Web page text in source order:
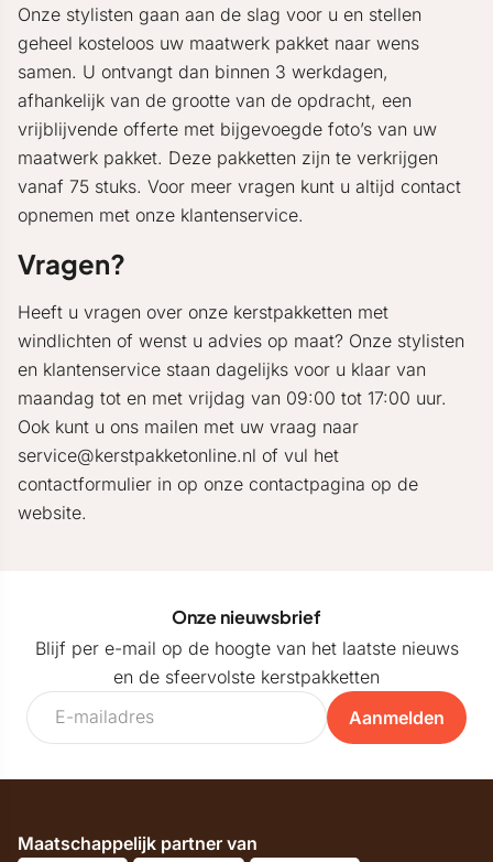
Onze stylisten gaan aan de slag voor u en stellen
geheel kosteloos uw maatwerk pakket naar wens
samen. U ontvangt dan binnen 3 werkdagen,
afhankelijk van de grootte van de opdracht, een
vrijblijvende offerte met bijgevoegde foto’s van uw
maatwerk pakket. Deze pakketten zijn te verkrijgen
vanaf 75 stuks. Voor meer vragen kunt u altijd contact
opnemen met onze klantenservice.
Vragen?
Heeft u vragen over onze kerstpakketten met
windlichten of wenst u advies op maat? Onze stylisten
en klantenservice staan dagelijks voor u klaar van
maandag tot en met vrijdag van 09:00 tot 17:00 uur.
Ook kunt u ons mailen met uw vraag naar
service@kerstpakketonline.nl of vul het
contactformulier in op onze contactpagina op de
website.
Onze nieuwsbrief
Blijf per e-mail op de hoogte van het laatste nieuws
en de sfeervolste kerstpakketten
Aanmelden
Maatschappelijk partner van